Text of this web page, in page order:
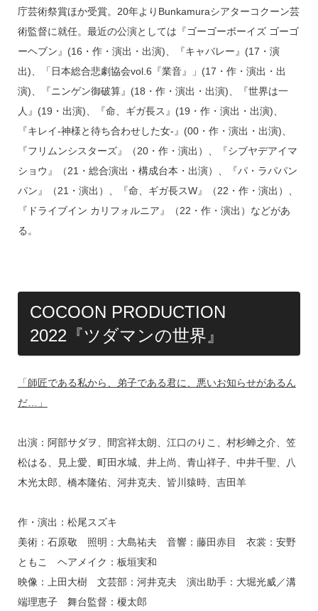
庁芸術祭賞ほか受賞。20年よりBunkamuraシアターコクーン芸
術監督に就任。最近の公演としては『ゴーゴーボーイズ ゴーゴ
ーヘブン』(16・作・演出・出演)、『キャバレー』(17・演
出)、「日本総合悲劇協会vol.6『業音』」(17・作・演出・出
演)、『ニンゲン御破算』(18・作・演出・出演)、『世界は一
人』(19・出演)、『命、ギガ長ス』(19・作・演出・出演)、
『キレイ-神様と待ち合わせした女-』(00・作・演出・出演)、
『フリムンシスターズ』（20・作・演出）、『シブヤデアイマ
ショウ』（21・総合演出・構成台本・出演）、『パ・ラパパン
パン』（21・演出）、『命、ギガ長スW』（22・作・演出）、
『ドライブイン カリフォルニア』（22・作・演出）などがあ
る。
COCOON PRODUCTION
2022『ツダマンの世界』
「師匠である私から、弟子である君に、悪いお知らせがあるん
だ…」
出演：阿部サダヲ、間宮祥太朗、江口のりこ、村杉蝉之介、笠
松はる、見上愛、町田水城、井上尚、青山祥子、中井千聖、八
木光太郎、橋本隆佑、河井克夫、皆川猿時、吉田羊
作・演出：松尾スズキ
美術：石原敬 照明：大島祐夫 音響：藤田赤目 衣裳：安野
ともこ ヘアメイク：板垣実和
映像：上田大樹 文芸部：河井克夫 演出助手：大堀光威／溝
端理恵子 舞台監督：榎太郎